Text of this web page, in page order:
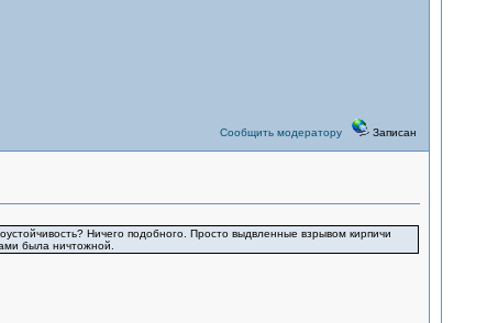
Сообщить модератору Записан
Ничего подобного. Просто выдвленные взрывом кирпичи
была ничтожной.